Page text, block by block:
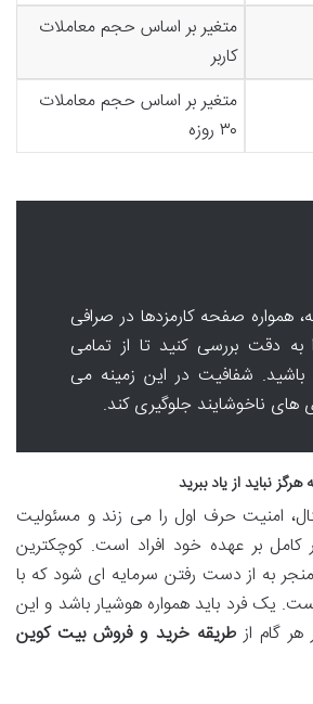
متغیر بر اساس حجم معاملات
کاربر
متغیر بر اساس حجم معاملات
۳۰ روزه
همواره صفحه کارمزدها در صرافی
به دقت بررسی کنید تا از تمامی
باشید. شفافیت در این زمینه می
های ناخوشایند جلوگیری کند.
نباید از یاد ببرید
امنیت حرف اول را می زند و مسئولیت
کامل بر عهده خود افراد است. کوچکترین
به از دست رفتن سرمایه ای شود که با
یک فرد باید همواره هوشیار باشد و این
هر گام ازطریقه خرید و فروش بیت کوین